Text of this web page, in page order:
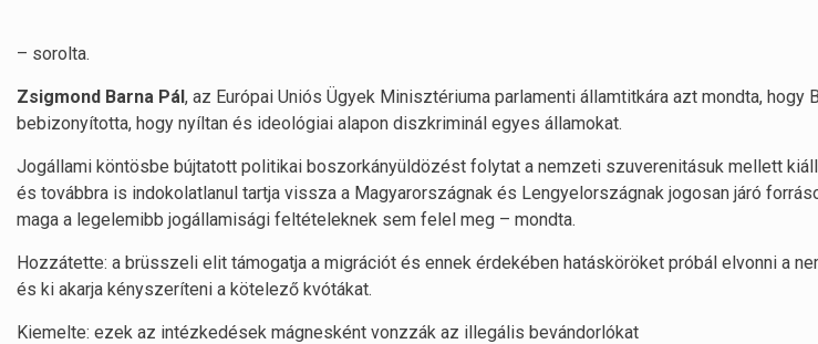
– sorolta.
Zsigmond Barna Pál, az Európai Uniós Ügyek Minisztériuma parlamenti államtitkára azt mondta, hogy
bebizonyította, hogy nyíltan és ideológiai alapon diszkriminál egyes államokat.
Jogállami köntösbe bújtatott politikai boszorkányüldözést folytat a nemzeti szuverenitásuk mellett
és továbbra is indokolatlanul tartja vissza a Magyarországnak és Lengyelországnak jogosan járó
maga a legelemibb jogállamisági feltételeknek sem felel meg – mondta.
Hozzátette: a brüsszeli elit támogatja a migrációt és ennek érdekében hatásköröket próbál elvonni a
és ki akarja kényszeríteni a kötelező kvótákat.
Kiemelte: ezek az intézkedések mágnesként vonzzák az illegális bevándorlókat